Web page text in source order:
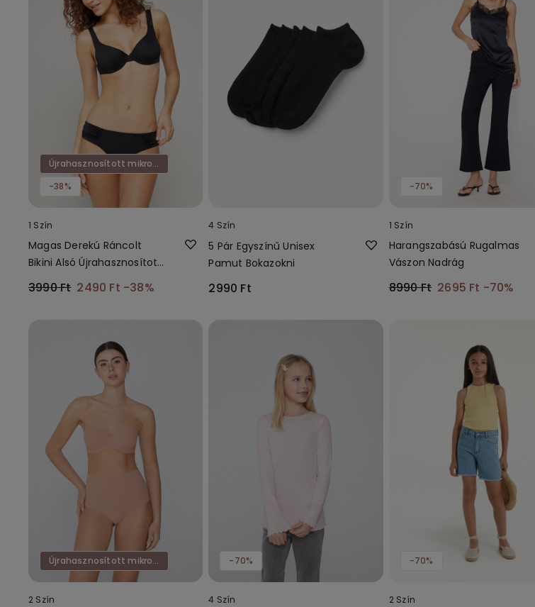
Újrahasznosított mikroszál
-38%
1 Szín
Magas Derekú Ráncolt
Bikini Alsó Újrahasznosított
3990 Ft 2490 Ft -38%
4 Szín
5 Pár Egyszínű Unisex
Pamut Bokazokni
2990 Ft
-70%
1 Szín
Harangszabású Rugalmas
Vászon Nadrág
8990 Ft 2695 Ft -70%
Újrahasznosított mikroszál
2 Szín
-70%
4 Szín
-70%
2 Szín